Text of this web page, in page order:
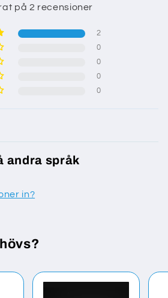
på 2 recensioner
2
0
0
0
0
andra språk
in?